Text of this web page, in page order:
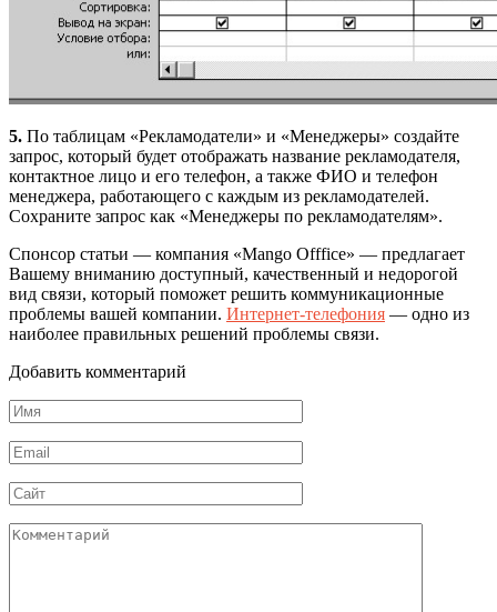
5. По таблицам «Рекламодатели» и «Менеджеры» создайте
запрос, который будет отображать название рекламодателя,
контактное лицо и его телефон, а также ФИО и телефон
менеджера, работающего с каждым из рекламодателей.
Сохраните запрос как «Менеджеры по рекламодателям».
Спонсор статьи — компания «Mango Offfice» — предлагает
Вашему вниманию доступный, качественный и недорогой
вид связи, который поможет решить коммуникационные
проблемы вашей компании. Интернет-телефония — одно из
наиболее правильных решений проблемы связи.
Добавить комментарий
Имя
*
Email
*
Сайт
Комментарий